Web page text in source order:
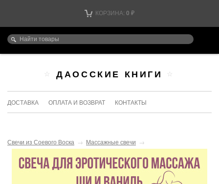
КОРЗИНА: 0 ₽
ДАОССКИЕ КНИГИ
ДОСТАВКА ОПЛАТА И ВОЗВРАТ КОНТАКТЫ
Свечи из Соевого Воска → Массажные свечи →